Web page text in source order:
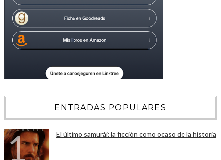
ENTRADAS POPULARES
El último samurái: la ficción como ocaso de la historia